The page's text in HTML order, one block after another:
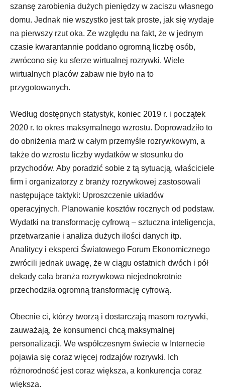
szansę zarobienia dużych pieniędzy w zaciszu własnego
domu. Jednak nie wszystko jest tak proste, jak się wydaje
na pierwszy rzut oka. Ze względu na fakt, że w jednym
czasie kwarantannie poddano ogromną liczbę osób,
zwrócono się ku sferze wirtualnej rozrywki. Wiele
wirtualnych placów zabaw nie było na to
przygotowanych.
Według dostępnych statystyk, koniec 2019 r. i początek
2020 r. to okres maksymalnego wzrostu. Doprowadziło to
do obniżenia marż w całym przemyśle rozrywkowym, a
także do wzrostu liczby wydatków w stosunku do
przychodów. Aby poradzić sobie z tą sytuacją, właściciele
firm i organizatorzy z branży rozrywkowej zastosowali
następujące taktyki: Uproszczenie układów
operacyjnych. Planowanie kosztów rocznych od podstaw.
Wydatki na transformację cyfrową – sztuczna inteligencja,
przetwarzanie i analiza dużych ilości danych itp.
Analitycy i eksperci Światowego Forum Ekonomicznego
zwrócili jednak uwagę, że w ciągu ostatnich dwóch i pół
dekady cała branża rozrywkowa niejednokrotnie
przechodziła ogromną transformację cyfrową.
Obecnie ci, którzy tworzą i dostarczają masom rozrywki,
zauważają, że konsumenci chcą maksymalnej
personalizacji. We współczesnym świecie w Internecie
pojawia się coraz więcej rodzajów rozrywki. Ich
różnorodność jest coraz większa, a konkurencja coraz
większa.